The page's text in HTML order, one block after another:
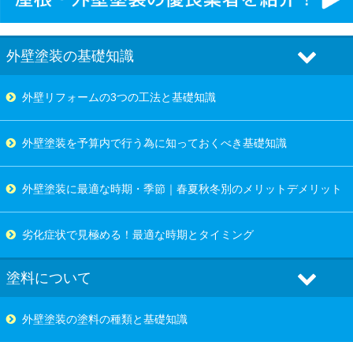
外壁塗装の基礎知識
外壁リフォームの3つの工法と基礎知識
外壁塗装を予算内で行う為に知っておくべき基礎知識
外壁塗装に最適な時期・季節｜春夏秋冬別のメリットデメリット
劣化症状で見極める！最適な時期とタイミング
塗料について
外壁塗装の塗料の種類と基礎知識